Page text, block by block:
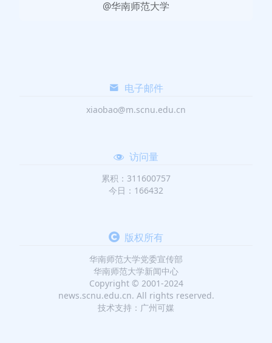
@华南师范大学
电子邮件
xiaobao@m.scnu.edu.cn
访问量
累积：311600757
今日：166432
版权所有
华南师范大学党委宣传部
华南师范大学新闻中心
Copyright © 2001-2024
news.scnu.edu.cn. All rights reserved.
技术支持：广州可媒